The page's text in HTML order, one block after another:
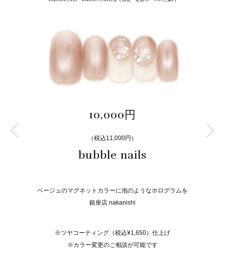
10,000円
（税込11,000円）
bubble nails
ベージュのマグネットカラーに泡のようなホログラムを
銀座店 nakanishi
※ツヤコーティング（税込¥1,650）仕上げ
※カラー変更のご相談が可能です